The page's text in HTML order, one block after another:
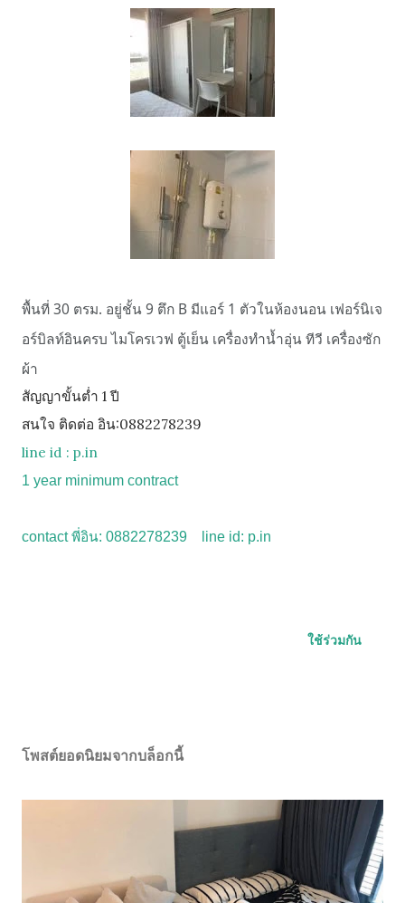
พื้นที่ 30 ตรม. อยู่ชั้น 9 ตึก B มีแอร์ 1 ตัวในห้องนอน เฟอร์นิเจ
อร์บิลท์อินครบ ไมโครเวฟ ตู้เย็น เครื่องทำน้ำอุ่น ทีวี เครื่องซัก
ผ้า
สัญญาขั้นต่ำ 1 ปี
สนใจ ติดต่อ อิน:0882278239
line id : p.in
1 year minimum contract
contact พี่อิน: 0882278239 line id: p.in
ใช้ร่วมกัน
โพสต์ยอดนิยมจากบล็อกนี้